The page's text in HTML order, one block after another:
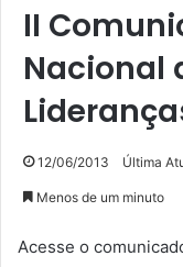
II
Nacional
12/06/2013 Última
Menos de um minuto
Acesse o